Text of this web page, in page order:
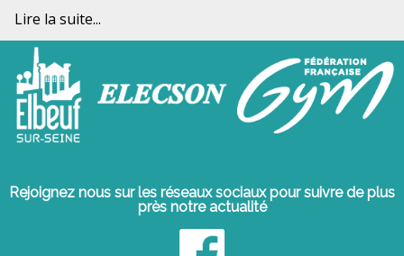
Lire la suite...
Rejoignez nous sur les réseaux sociaux pour suivre de plus
près notre actualité